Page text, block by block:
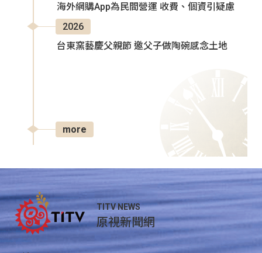
海外網購App為民間營運 收費、個資引疑慮
2026
台東窯藝慶父親節 邀父子做陶碗感念土地
more
TITV NEWS
原視新聞網